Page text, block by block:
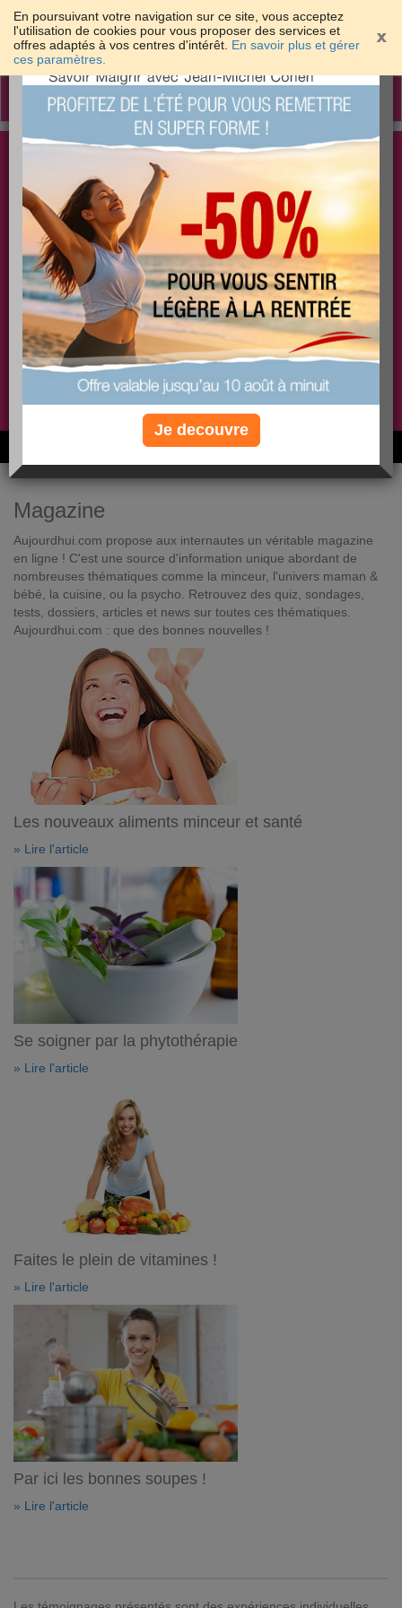
En poursuivant votre navigation sur ce site, vous acceptez
l'utilisation de cookies pour vous proposer des services et
offres adaptés à vos centres d'intérêt. En savoir plus et gérer
ces paramètres.
Toggle
Les meilleures solutions pour maigrir et être bien
dans sa peau
PLUS
EFFICACE
PLUS
SANTÉ
PLUS
COACHING
Non, je préfère le régime gratuit
6M de personnes ont maigri et réappris à manger avec nous
Magazine
Aujourdhui.com propose aux internautes un véritable magazine
en ligne ! C'est une source d'information unique abordant de
nombreuses thématiques comme la minceur, l'univers maman &
bébé, la cuisine, ou la psycho. Retrouvez des quiz, sondages,
tests, dossiers, articles et news sur toutes ces thématiques.
Aujourdhui.com : que des bonnes nouvelles !
Les nouveaux aliments minceur et santé
» Lire l'article
Se soigner par la phytothérapie
» Lire l'article
Faites le plein de vitamines !
» Lire l'article
Par ici les bonnes soupes !
» Lire l'article
×
Je decouvre